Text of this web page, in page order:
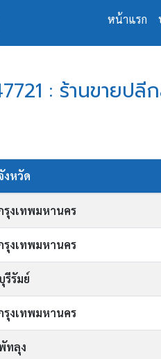
หน้าแรก
: ร้านขายปลี
งหวัด
รุงเทพมหานคร
รุงเทพมหานคร
รีรัมย์
รุงเทพมหานคร
ทลุง